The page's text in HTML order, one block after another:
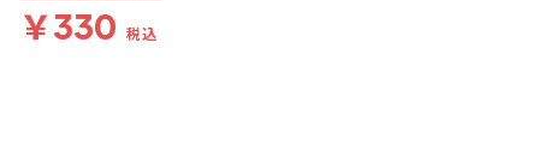
￥330 税込